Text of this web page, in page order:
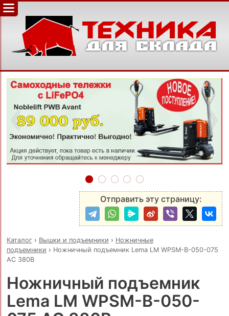
‹ ›
Отправить эту страницу:
Каталог› Вышки и подъемники › Ножничные
подъемники › Ножничный подъемник Lema LM WPSM-B-050-075
AC 380В
Ножничный подъемник
Lema LM WPSM-B-050-